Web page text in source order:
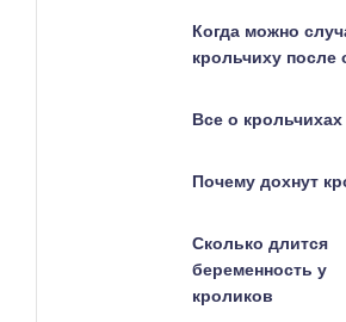
Когда можно
крольчиху после
Все о крольчихах
Почему дохнут
Сколько длится
беременность у
кроликов